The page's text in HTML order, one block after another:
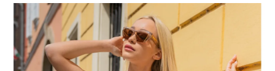
produktu
je
5,0
z
5
hviezdičiek.